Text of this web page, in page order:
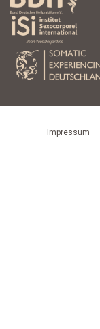
Impressum